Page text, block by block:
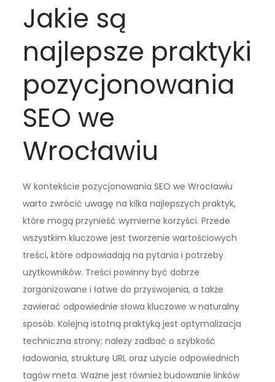
Jakie są
najlepsze praktyki
pozycjonowania
SEO we
Wrocławiu
W kontekście pozycjonowania SEO we Wrocławiu
warto zwrócić uwagę na kilka najlepszych praktyk,
które mogą przynieść wymierne korzyści. Przede
wszystkim kluczowe jest tworzenie wartościowych
treści, które odpowiadają na pytania i potrzeby
użytkowników. Treści powinny być dobrze
zorganizowane i łatwe do przyswojenia, a także
zawierać odpowiednie słowa kluczowe w naturalny
sposób. Kolejną istotną praktyką jest optymalizacja
techniczna strony; należy zadbać o szybkość
ładowania, strukturę URL oraz użycie odpowiednich
tagów meta. Ważne jest również budowanie linków